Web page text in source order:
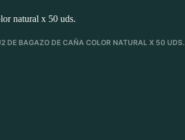
natural x 50 uds.
DE BAGAZO DE CAÑA COLOR NATURAL X 50 UDS.